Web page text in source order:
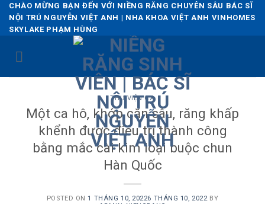
Skip
content
CHÀO MỪNG BẠN ĐẾN VỚI NIỀNG RĂNG CHUYÊN SÂU BÁC SĨ
NỘI TRÚ NGUYỄN VIỆT ANH | NHA KHOA VIỆT ANH VINHOMES
SKYLAKE PHẠM HÙNG
THƯ VIỆN CA
Một ca hô, khớp cắn sâu, răng khấp
khểnh được điều trị thành công
bằng mắc cài kim loại buộc chun
Hàn Quốc
POSTED ON1 THÁNG 10, 20226 THÁNG 10, 2022 BY